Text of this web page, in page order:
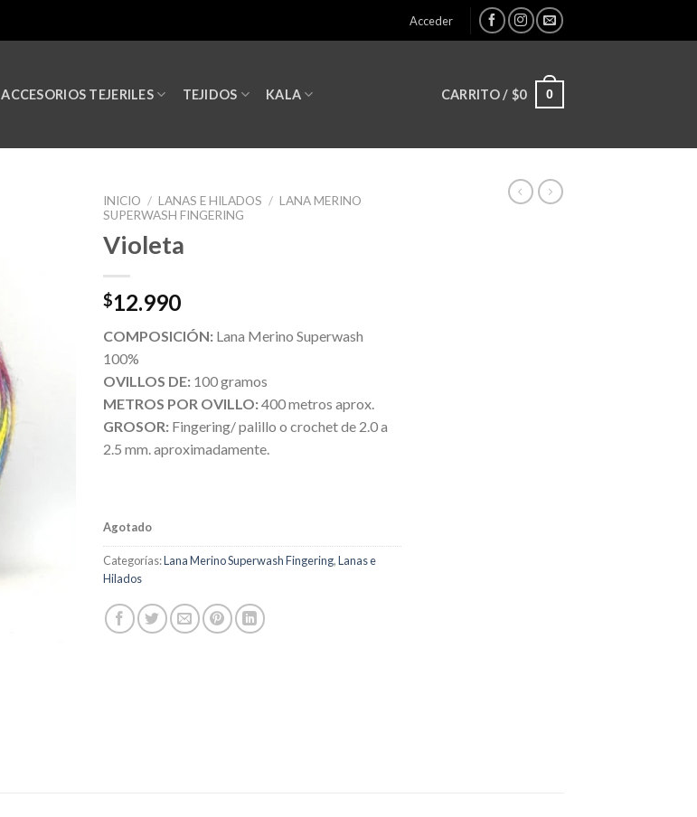
Acceder
ACCESORIOS TEJERILES TEJIDOS KALA CARRITO / $0 0
INICIO / LANAS E HILADOS / LANA MERINO
SUPERWASH FINGERING
Violeta
$12.990
COMPOSICIÓN: Lana Merino Superwash
100%
OVILLOS DE: 100 gramos
METROS POR OVILLO:400 metros aprox.
GROSOR: Fingering/ palillo o crochet de 2.0 a
2.5 mm. aproximadamente.
Agotado
Categorías:Lana Merino Superwash Fingering,Lanas e
Hilados